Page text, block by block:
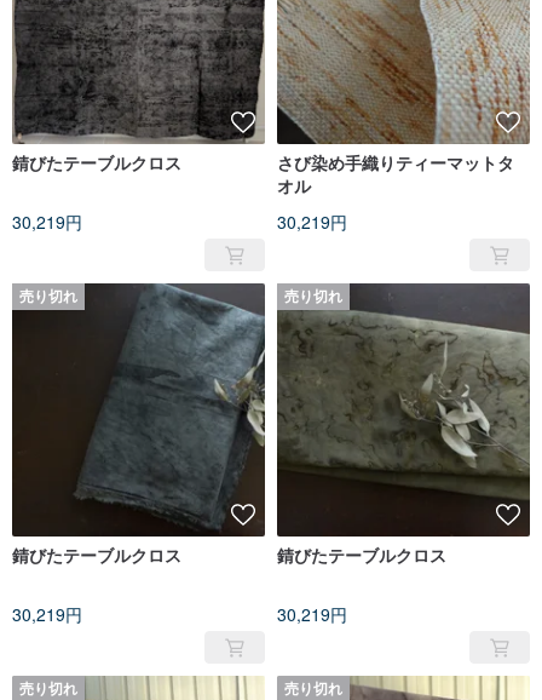
錆びたテーブルクロス
30,219円
さび染め手織りティーマットタ
オル
30,219円
売り切れ
錆びたテーブルクロス
30,219円
売り切れ
錆びたテーブルクロス
30,219円
売り切れ 売り切れ